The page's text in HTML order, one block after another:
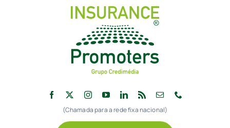
(Chamada para a rede fixa nacional)